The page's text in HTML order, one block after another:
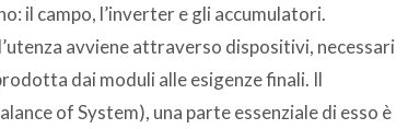
il campo, l’inverter e gli accumulatori.
avviene attraverso dispositivi, necessari
dai moduli alle esigenze finali. Il
of System), una parte essenziale di esso è